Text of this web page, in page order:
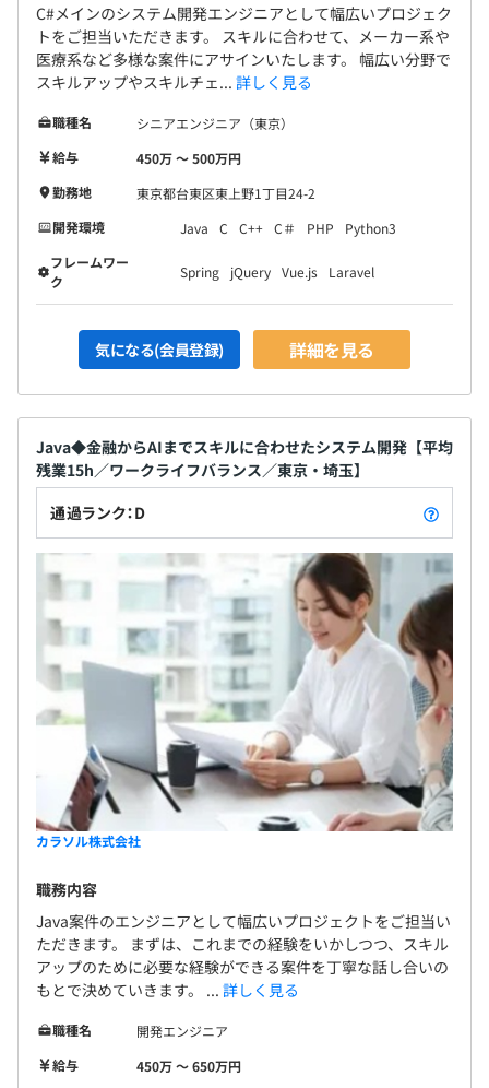
C#メインのシステム開発エンジニアとして幅広いプロジェク
トをご担当いただきます。 スキルに合わせて、メーカー系や
医療系など多様な案件にアサインいたします。 幅広い分野で
スキルアップやスキルチェ... 詳しく見る
職種名
シニアエンジニア（東京）
給与
450万 〜 500万円
勤務地
東京都台東区東上野1丁目24-2
開発環境
Java C C++ C＃ PHP
Python3
フレームワー
ク
Spring jQuery Vue.js Laravel
気になる(会員登録) 詳細を見る
Java◆金融からAIまでスキルに合わせたシステム開発【平均
残業15h／ワークライフバランス／東京・埼玉】
通過ランク：D
カラソル株式会社
職務内容
Java案件のエンジニアとして幅広いプロジェクトをご担当い
ただきます。 まずは、これまでの経験をいかしつつ、スキル
アップのために必要な経験ができる案件を丁寧な話し合いの
もとで決めていきます。 ... 詳しく見る
職種名
開発エンジニア
給与
450万 〜 650万円